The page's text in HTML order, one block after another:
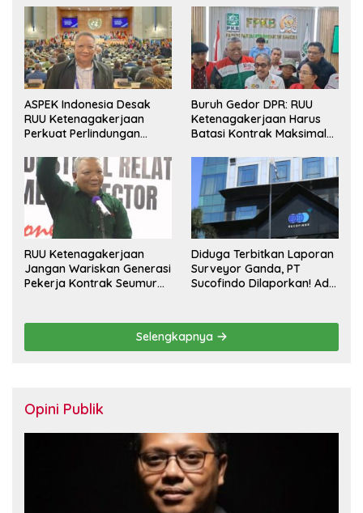
ASPEK Indonesia Desak
RUU Ketenagakerjaan
Perkuat Perlindungan
Pesangon
Buruh Gedor DPR: RUU
Ketenagakerjaan Harus
Batasi Kontrak Maksimal
Berbasis KHL
RUU Ketenagakerjaan
Jangan Wariskan Generasi
Pekerja Kontrak Seumur
Diduga Terbitkan Laporan
Surveyor Ganda, PT
Sucofindo Dilaporkan! Ada
Selengkapnya
Opini Publik